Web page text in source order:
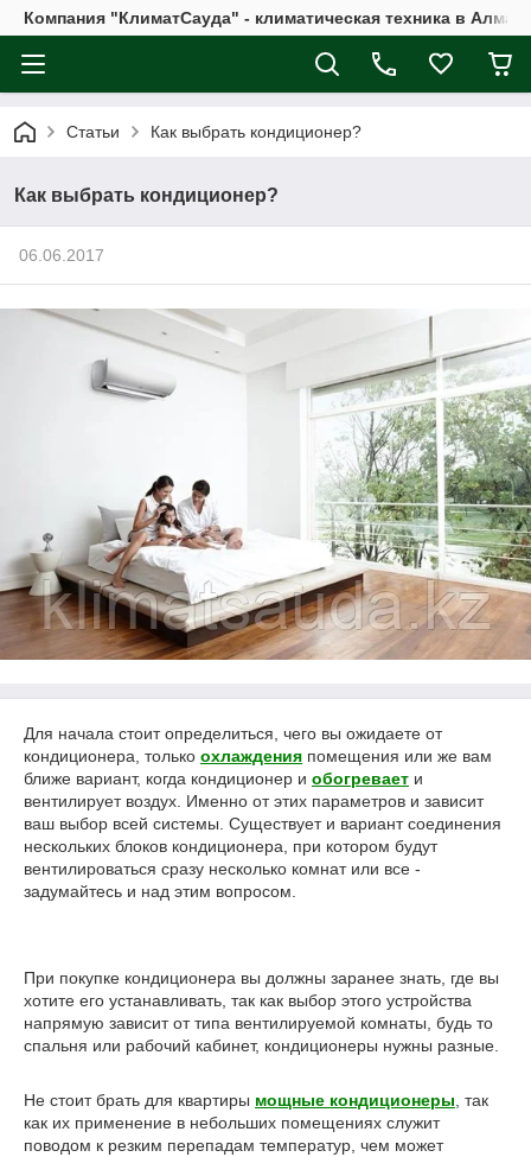
Компания "КлиматСауда" - климатическая техника в
Статьи Как выбрать кондиционер?
Как выбрать кондиционер?
06.06.2017
Для начала стоит определиться, чего вы ожидаете от
кондиционера, только охлаждения помещения или же вам
ближе вариант, когда кондиционер и обогревает и
вентилирует воздух. Именно от этих параметров и зависит
ваш выбор всей системы. Существует и вариант соединения
нескольких блоков кондиционера, при котором будут
вентилироваться сразу несколько комнат или все -
задумайтесь и над этим вопросом.
При покупке кондиционера вы должны заранее знать, где вы
хотите его устанавливать, так как выбор этого устройства
напрямую зависит от типа вентилируемой комнаты, будь то
спальня или рабочий кабинет, кондиционеры нужны разные.
Не стоит брать для квартиры мощные кондиционеры , так
как их применение в небольших помещениях служит
поводом к резким перепадам температур, чем может